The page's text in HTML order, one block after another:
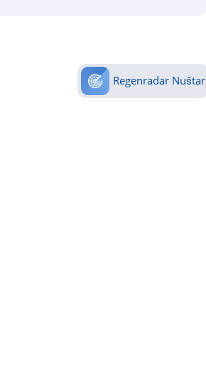
Regenradar Nuštar